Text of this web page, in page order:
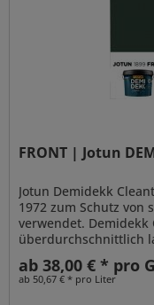
FRONT | Jotun
Jotun Demidekk
1972 zum Schutz von
verwendet. Demidekk
überdurchschnittlich
penetrierende
ab 38,00 € * pro
ab 50,67 € * pro Liter